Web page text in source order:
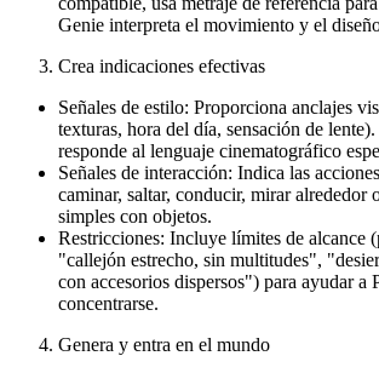
Genie interpreta el movimiento y el
Crea indicaciones efectivas
Señales de estilo: Proporciona anclajes
texturas, hora del día, sensación de
responde al lenguaje cinematográfico
Señales de interacción: Indica las
caminar, saltar, conducir, mirar alrededor
simples con objetos.
Restricciones: Incluye límites de alcance
"callejón estrecho, sin multitudes",
con accesorios dispersos") para ayudar a
concentrarse.
Genera y entra en el mundo